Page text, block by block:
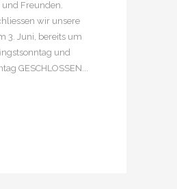
und Freunden.
wir unsere
3. Juni, bereits um
und
GESCHLOSSEN...